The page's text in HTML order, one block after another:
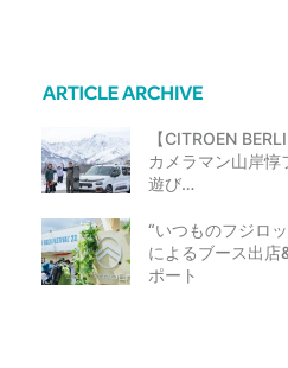
【CITROEN
カメラマン山岸
遊び…
“いつものフジロ
によるブース出店
ポート